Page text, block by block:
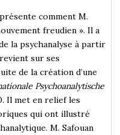
comment M.
freudien ». Il a
la psychanalyse à partir
sur ses
de la création d’une
Psychoanalytische
Il met en relief les
qui ont illustré
M. Safouan